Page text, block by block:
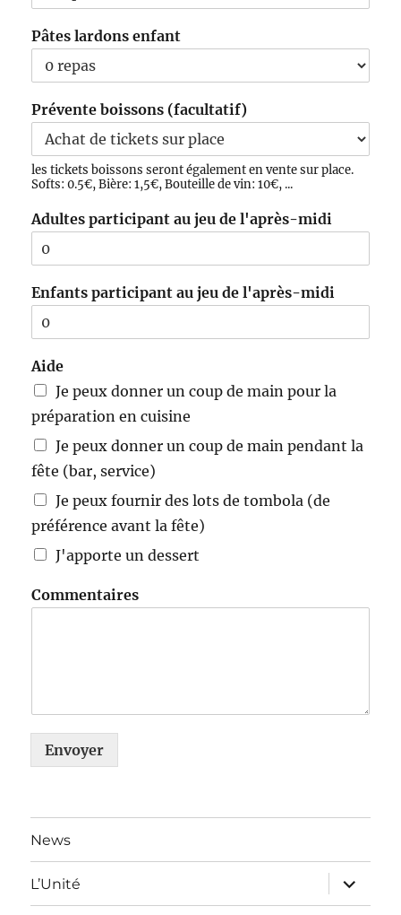
Pâtes lardons enfant
Prévente boissons (facultatif)
les tickets boissons seront également en vente sur place.
Softs: 0.5€, Bière: 1,5€, Bouteille de vin: 10€, ...
Adultes participant au jeu de l'après-midi
Enfants participant au jeu de l'après-midi
Aide
Je peux donner un coup de main pour la
préparation en cuisine
Je peux donner un coup de main pendant la
fête (bar, service)
Je peux fournir des lots de tombola (de
préférence avant la fête)
J'apporte un dessert
Commentaires
Envoyer
News
L’Unité
ouvrir
le
sous-